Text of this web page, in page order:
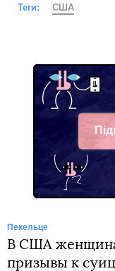
Теги: США
Пекельце
В США
призывы к